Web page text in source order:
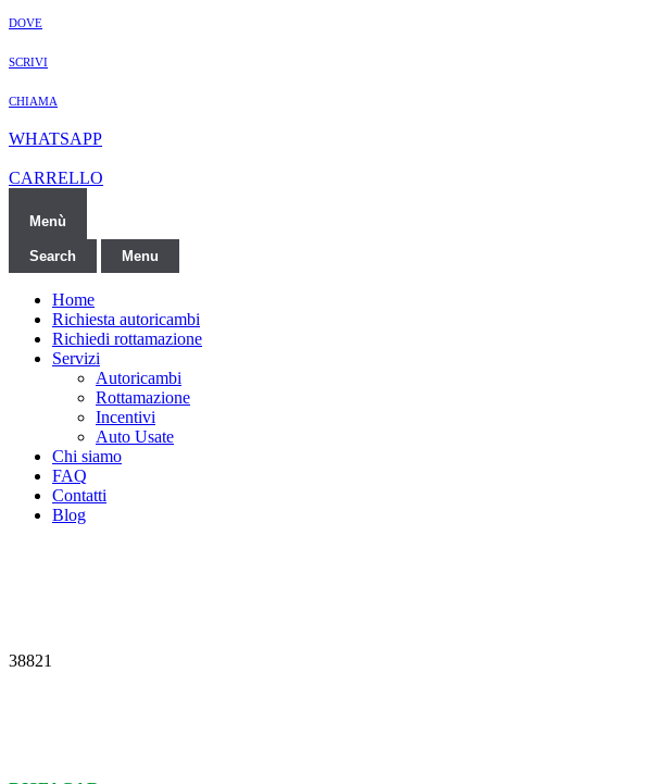
DOVE
SCRIVI
CHIAMA
WHATSAPP
CARRELLO
Menù
Search Menu
Home
Richiesta autoricambi
Richiedi rottamazione
Servizi
Autoricambi
Rottamazione
Incentivi
Auto Usate
Chi siamo
FAQ
Contatti
Blog
38821